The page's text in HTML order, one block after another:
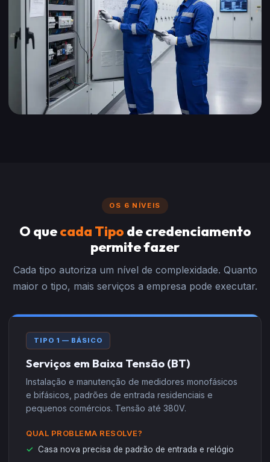
OS 6 NÍVEIS
O quecada Tipo de credenciamento
permite fazer
Cada tipo autoriza um nível de complexidade. Quanto
maior o tipo, mais serviços a empresa pode executar.
TIPO 1 — BÁSICO
Serviços em Baixa Tensão (BT)
Instalação e manutenção de medidores monofásicos
e bifásicos, padrões de entrada residenciais e
pequenos comércios. Tensão até 380V.
QUAL PROBLEMA RESOLVE?
Casa nova precisa de padrão de entrada e relógio